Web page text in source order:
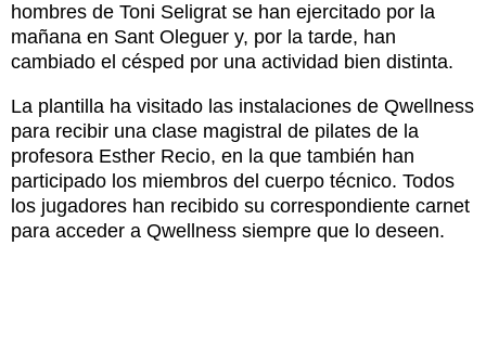
hombres de Toni Seligrat se han ejercitado por la
mañana en Sant Oleguer y, por la tarde, han
cambiado el césped por una actividad bien distinta.
La plantilla ha visitado las instalaciones de Qwellness
para recibir una clase magistral de pilates de la
profesora Esther Recio, en la que también han
participado los miembros del cuerpo técnico. Todos
los jugadores han recibido su correspondiente carnet
para acceder a Qwellness siempre que lo deseen.